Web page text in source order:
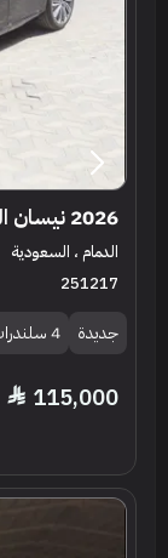
2026 نيسان التيما
الدمام ، السعودية
251217
جديدة 4 سلندرات
115,000